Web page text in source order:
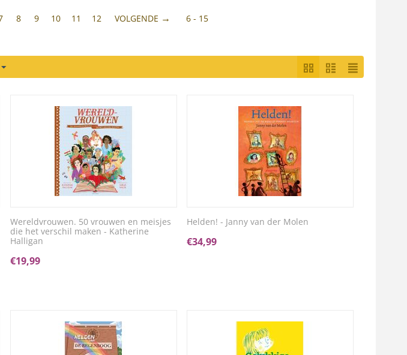
8 9 10 11 12 VOLGENDE 6 - 15
Wereldvrouwen. 50 vrouwen en meisjes
die het verschil maken - Katherine
Halligan
€19,99
Helden! - Janny van der Molen
€34,99